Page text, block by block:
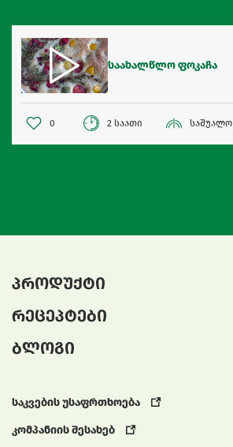
საახალწლო ფოკაჩა
0 2 საათი საშუალო
პროდუქტი
რეცეპტები
ბლოგი
საკვების უსაფრთხოება
კომპანიის შესახებ